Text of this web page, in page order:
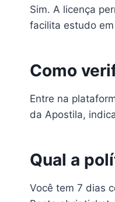
Sim. A licença
facilita estudo
Como
Entre na
da Apostila,
Qual a
Você tem 7 dias